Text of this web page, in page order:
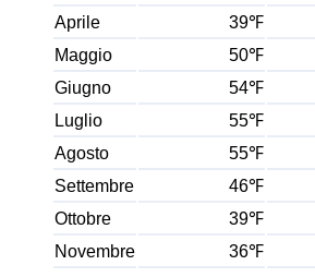
Aprile
39℉
Maggio
50℉
Giugno
54℉
Luglio
55℉
Agosto
55℉
Settembre
46℉
Ottobre
39℉
Novembre
36℉